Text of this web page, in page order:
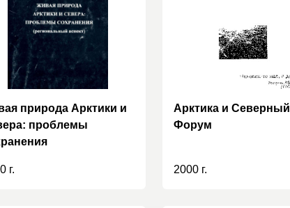
природа Арктики и
проблемы
г.
Арктика и Северный
Форум
2000 г.